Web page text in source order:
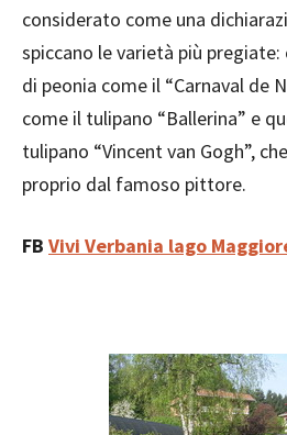
considerato come una
spiccano le varietà più
di peonia come il “Carnaval de
come il tulipano “Ballerina” e
tulipano “Vincent van Gogh”,
proprio dal famoso pittore.
FB Vivi Verbania lago